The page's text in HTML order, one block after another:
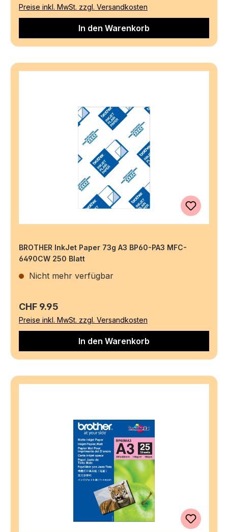
Preise inkl. MwSt. zzgl. Versandkosten
In den Warenkorb
BROTHER InkJet Paper 73g A3 BP60-PA3 MFC-
6490CW 250 Blatt
Nicht mehr verfügbar
Regulärer Preis:
CHF 9.95
Preise inkl. MwSt. zzgl. Versandkosten
In den Warenkorb